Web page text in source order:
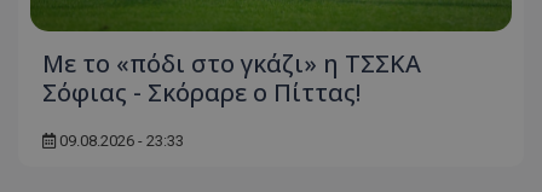
Με το «πόδι στο γκάζι» η ΤΣΣΚΑ
Σόφιας - Σκόραρε ο Πίττας!
09.08.2026 - 23:33